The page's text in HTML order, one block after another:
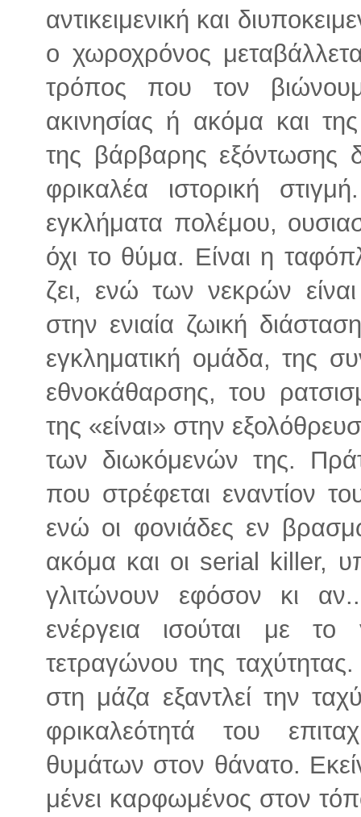
αντικειμενική και
ο χωροχρόνος
τρόπος που τον
ακινησίας ή ακόμα και
της βάρβαρης εξόντωσης
φρικαλέα ιστορική
εγκλήματα πολέμου,
όχι το θύμα. Είναι η
ζει, ενώ των νεκρών
στην ενιαία ζωική
εγκληματική ομάδα, της
εθνοκάθαρσης, του
της «είναι» στην
των διωκόμενών της.
που στρέφεται εναντίον
ενώ οι φονιάδες εν
ακόμα και οι serial killer,
γλιτώνουν εφόσον κι
ενέργεια ισούται με
τετραγώνου της
στη μάζα εξαντλεί την
φρικαλεότητά του
θυμάτων στον θάνατο.
μένει καρφωμένος στον